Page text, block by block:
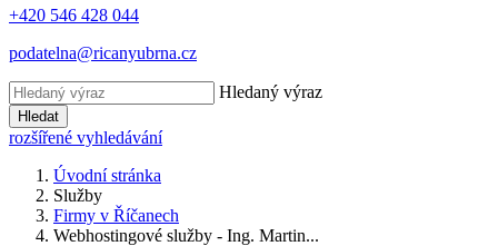
+420 546 428 044
podatelna@ricanyubrna.cz
Hledaný výraz
Hledat
rozšířené vyhledávání
Úvodní stránka
Služby
Firmy v Říčanech
Webhostingové služby - Ing. Martin...